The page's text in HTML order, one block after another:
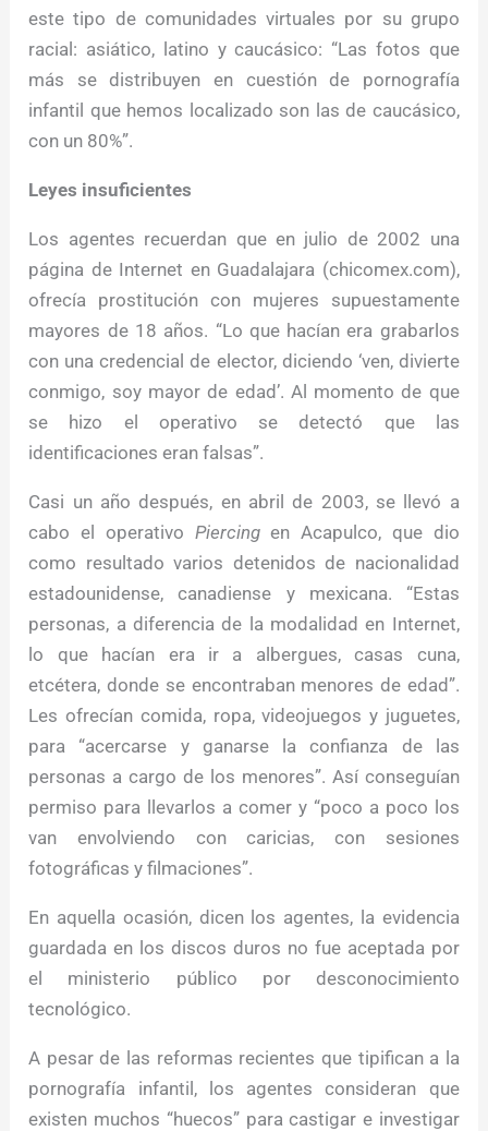
este tipo de comunidades virtuales por su grupo
racial: asiático, latino y caucásico: “Las fotos que
más se distribuyen en cuestión de pornografía
infantil que hemos localizado son las de caucásico,
con un 80%”.
Leyes insuficientes
Los agentes recuerdan que en julio de 2002 una
página de Internet en Guadalajara (chicomex.com),
ofrecía prostitución con mujeres supuestamente
mayores de 18 años. “Lo que hacían era grabarlos
con una credencial de elector, diciendo ‘ven, divierte
conmigo, soy mayor de edad’. Al momento de que
se hizo el operativo se detectó que las
identificaciones eran falsas”.
Casi un año después, en abril de 2003, se llevó a
cabo el operativo Piercingen Acapulco, que dio
como resultado varios detenidos de nacionalidad
estadounidense, canadiense y mexicana. “Estas
personas, a diferencia de la modalidad en Internet,
lo que hacían era ir a albergues, casas cuna,
etcétera, donde se encontraban menores de edad”.
Les ofrecían comida, ropa, videojuegos y juguetes,
para “acercarse y ganarse la confianza de las
personas a cargo de los menores”. Así conseguían
permiso para llevarlos a comer y “poco a poco los
van envolviendo con caricias, con sesiones
fotográficas y filmaciones”.
En aquella ocasión, dicen los agentes, la evidencia
guardada en los discos duros no fue aceptada por
el ministerio público por desconocimiento
tecnológico.
A pesar de las reformas recientes que tipifican a la
pornografía infantil, los agentes consideran que
existen muchos “huecos” para castigar e investigar